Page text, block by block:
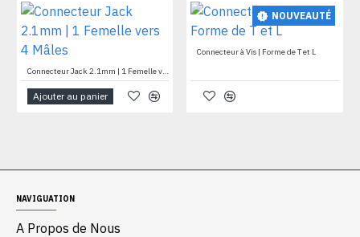
Connecteur Jack 2.1mm | 1 Femelle vers 4 Mâles
Ajouter au panier
NOUVEAUTÉ
Connecteur à Vis | Forme de T et L
NAVIGUATION
A Propos de Nous